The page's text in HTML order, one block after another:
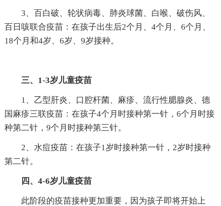
3、百白破、轮状病毒、肺炎球菌、白喉、破伤风、
百日咳联合疫苗：在孩子出生后2个月、4个月、6个月、
18个月和4岁、6岁、9岁接种。
三、1-3岁儿童疫苗
1、乙型肝炎、口腔杆菌、麻疹、流行性腮腺炎、德
国麻疹三联疫苗：在孩子4个月时接种第一针，6个月时接
种第二针，9个月时接种第三针。
2、水痘疫苗：在孩子1岁时接种第一针，2岁时接种
第二针。
四、4-6岁儿童疫苗
此阶段的疫苗接种更加重要，因为孩子即将开始上